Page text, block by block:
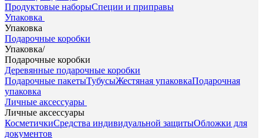
Продуктовые наборыСпеции и приправы
Упаковка
Упаковка
Подарочные коробки
Упаковка/
Подарочные коробки
Деревянные подарочные коробки
Подарочные пакетыТубусыЖестяная упаковкаПодарочная
упаковка
Личные аксессуары
Личные аксессуары
КосметичкиСредства индивидуальной защитыОбложки для
документов